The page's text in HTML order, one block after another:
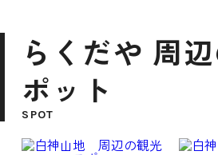
らくだや 周
ポット
SPOT